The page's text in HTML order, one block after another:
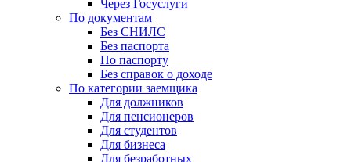
Через Госуслуги
По документам
Без СНИЛС
Без паспорта
По паспорту
Без справок о доходе
По категории заемщика
Для должников
Для пенсионеров
Для студентов
Для бизнеса
Для безработных